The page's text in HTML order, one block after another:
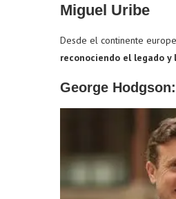
Miguel Uribe
Desde el continente
reconociendo el legado
George